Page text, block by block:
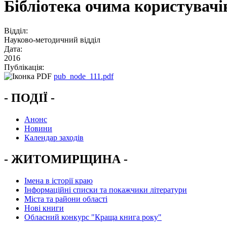
Бібліотека очима
Відділ:
Науково-методичний відділ
Дата:
2016
Публікація:
pub_node_111.pdf
- ПОДІЇ -
Анонс
Новини
Календар заходів
- ЖИТОМИРЩИНА -
Імена в історії краю
Інформаційні списки та покажчики літератури
Міста та райони області
Нові книги
Обласний конкурс "Краща книга року"